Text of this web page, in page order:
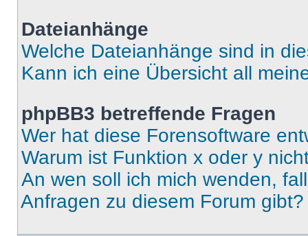
Dateianhänge
Welche Dateianhänge sind in
Kann ich eine Übersicht all
phpBB3 betreffende Fragen
Wer hat diese Forensoftware
Warum ist Funktion x oder y
An wen soll ich mich wenden,
Anfragen zu diesem Forum gibt?